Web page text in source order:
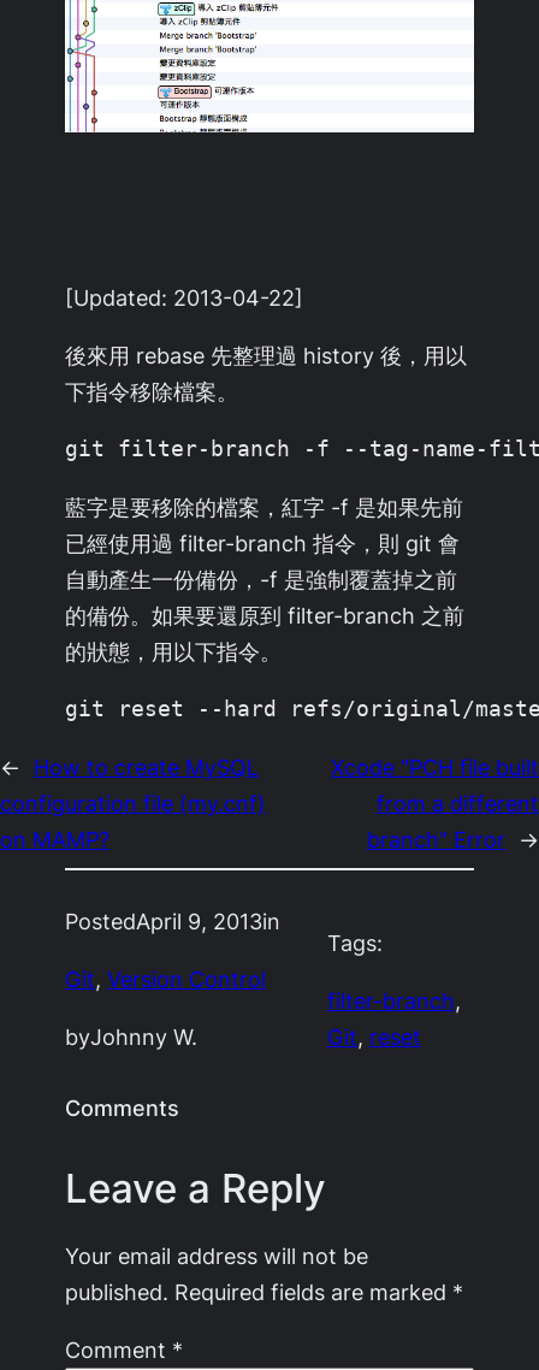
[Updated: 2013-04-22]
後來用 rebase 先整理過 history 後，用以
下指令移除檔案。
git filter-branch -f --tag-name-
藍字是要移除的檔案，紅字 -f 是如果先前
已經使用過 filter-branch 指令，則 git 會
自動產生一份備份，-f 是強制覆蓋掉之前
的備份。如果要還原到 filter-branch 之前
的狀態，用以下指令。
git reset --hard refs/original/
←
How to create MySQL
configuration file (my.cnf)
on MAMP?
Xcode "PCH file built
from a different
branch" Error →
PostedApril 9, 2013in
Git, Version Control
byJohnny W.
Tags:
filter-branch
Git, reset
Comments
Leave a Reply
Your email address will not be
published. Required fields are marked *
Comment *